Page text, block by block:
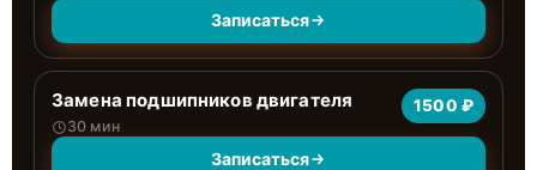
Записаться
Замена подшипников двигателя
30 мин
1500 ₽
Записаться